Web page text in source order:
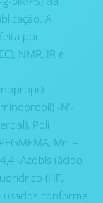
A
por
NMR, IR e
-N’-
Poli
Mn =
Azobis (ácido
(HF,
usados ​​conforme